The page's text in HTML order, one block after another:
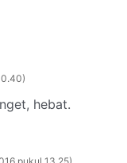
hebat.